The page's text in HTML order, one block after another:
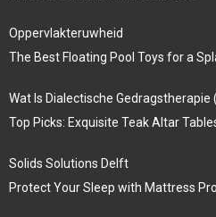
Oppervlakteruwheid
The Best Floating Pool Toys for a
Wat Is Dialectische Gedragstherapie
Top Picks: Exquisite Teak Altar
Solids Solutions Delft
Protect Your Sleep with Mattress